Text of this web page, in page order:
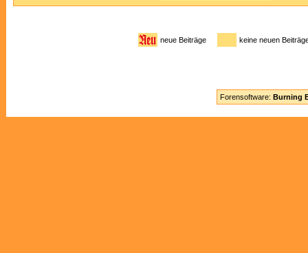
neue Beiträge keine neuen
Forensoftware: Burning